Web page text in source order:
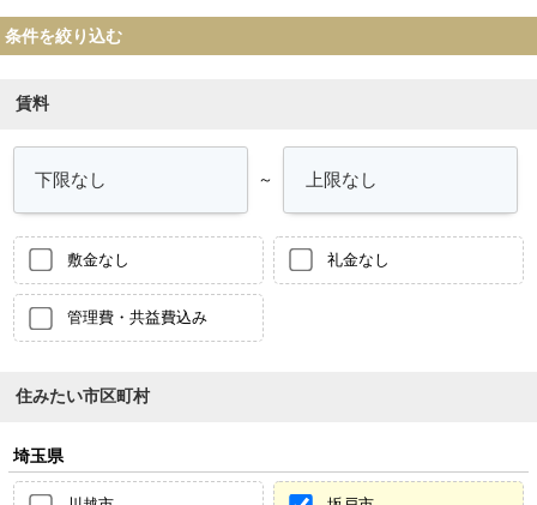
条件を絞り込む
賃料
～
敷金なし 礼金なし
管理費・共益費込み
住みたい市区町村
埼玉県